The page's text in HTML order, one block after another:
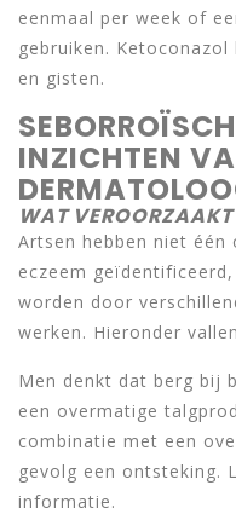
eenmaal per week of
gebruiken.
en gisten.
INZICHTEN
WAT
Artsen hebben niet één
eczeem
worden door
werken. Hieronder
Men denkt dat berg bij
een overmatige
combinatie met een
gevolg een ontsteking.
informatie.